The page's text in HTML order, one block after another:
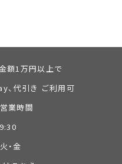
額1万円以上で
、代引き ご利用可
業時間
・金